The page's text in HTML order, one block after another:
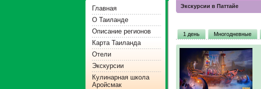
Главная
О Таиланде
Описание регионов
Карта Таиланда
Отели
Экскурсии
Кулинарная школа
Аройсмак
Экскурсии в Паттайе
1 день Многодневные